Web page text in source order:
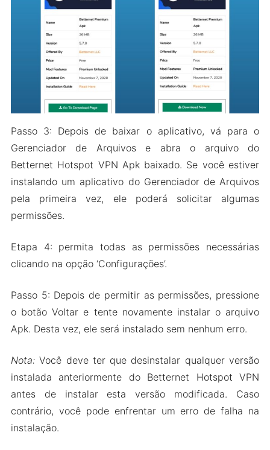
Passo 3: Depois de baixar o aplicativo, vá para o
Gerenciador de Arquivos e abra o arquivo do
Betternet Hotspot VPN Apk baixado. Se você estiver
instalando um aplicativo do Gerenciador de Arquivos
pela primeira vez, ele poderá solicitar algumas
permissões.
Etapa 4: permita todas as permissões necessárias
clicando na opção ‘Configurações’.
Passo 5: Depois de permitir as permissões, pressione
o botão Voltar e tente novamente instalar o arquivo
Apk. Desta vez, ele será instalado sem nenhum erro.
Nota:Você deve ter que desinstalar qualquer versão
instalada anteriormente do Betternet Hotspot VPN
antes de instalar esta versão modificada. Caso
contrário, você pode enfrentar um erro de falha na
instalação.